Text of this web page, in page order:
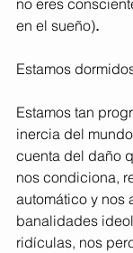
no eres
en el sueño).
Estamos
Estamos tan
inercia del
cuenta del daño
nos condiciona,
automático y nos
banalidades
ridículas, nos